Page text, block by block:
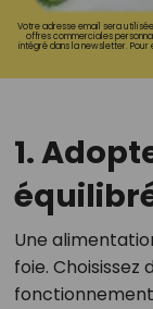
Votre adresse email sera
offres commerciales
intégré dans la newsletter.
1.
Une
foie.